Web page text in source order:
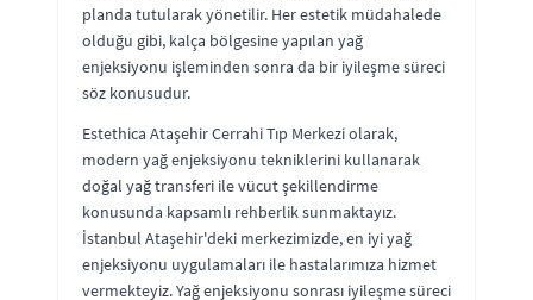
planda tutularak yönetilir. Her estetik müdahalede
olduğu gibi, kalça bölgesine yapılan yağ
enjeksiyonu işleminden sonra da bir iyileşme süreci
söz konusudur.
Estethica Ataşehir Cerrahi Tıp Merkezi olarak,
modern yağ enjeksiyonu tekniklerini kullanarak
doğal yağ transferi ile vücut şekillendirme
konusunda kapsamlı rehberlik sunmaktayız.
İstanbul Ataşehir'deki merkezimizde, en iyi yağ
enjeksiyonu uygulamaları ile hastalarımıza hizmet
vermekteyiz. Yağ enjeksiyonu sonrası iyileşme süreci